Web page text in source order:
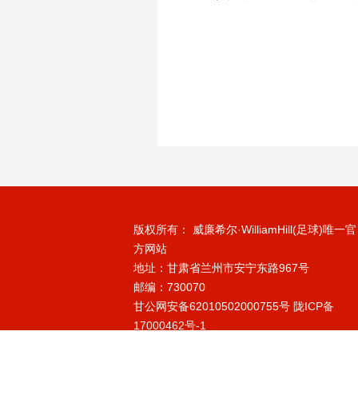
版权所有： 威廉希尔·WilliamHill(足球)唯一官
方网站
地址：甘肃省兰州市安宁东路967号
邮编：730070
甘公网安备62010502000755号 陇ICP备
17000462号-1